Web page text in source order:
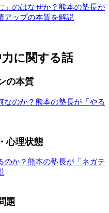
」のはなぜか？熊本の塾長が
アップの本質を解説
に関する話
の本質
なのか？熊本の塾長が「やる
心理状態
のか？熊本の塾長が「ネガテ
題